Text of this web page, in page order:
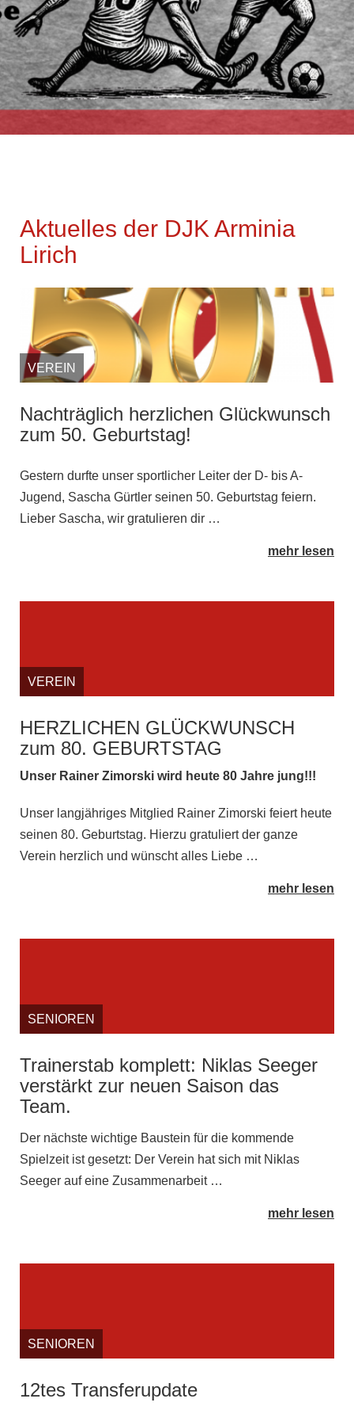
Aktuelles der DJK Arminia
Lirich
VEREIN
Nachträglich herzlichen Glückwunsch
zum 50. Geburtstag!
Gestern durfte unser sportlicher Leiter der D- bis A-
Jugend, Sascha Gürtler seinen 50. Geburtstag feiern.
Lieber Sascha, wir gratulieren dir …
mehr lesen
VEREIN
HERZLICHEN GLÜCKWUNSCH
zum 80. GEBURTSTAG
Unser Rainer Zimorski wird heute 80 Jahre jung!!!
Unser langjähriges Mitglied Rainer Zimorski feiert heute
seinen 80. Geburtstag. Hierzu gratuliert der ganze
Verein herzlich und wünscht alles Liebe …
mehr lesen
SENIOREN
Trainerstab komplett: Niklas Seeger
verstärkt zur neuen Saison das
Team.
Der nächste wichtige Baustein für die kommende
Spielzeit ist gesetzt: Der Verein hat sich mit Niklas
Seeger auf eine Zusammenarbeit …
mehr lesen
SENIOREN
12tes Transferupdate